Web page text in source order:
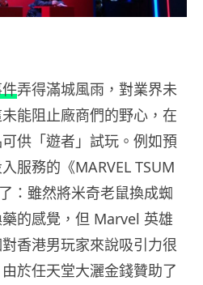
弄得滿城風雨，對業界未
能阻止廠商們的野心，在
供「遊者」試玩。例如預
服務的《MARVEL TSUM
：雖然將米奇老鼠換成蜘
的感覺，但 Marvel 英雄
香港男玩家來說吸引力很
於任天堂大灑金錢贊助了